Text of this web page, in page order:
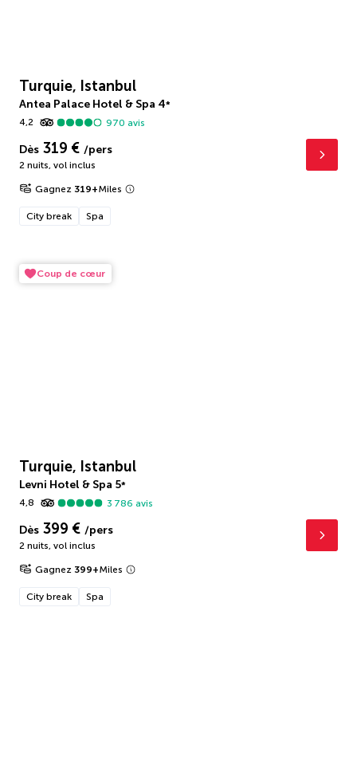
Turquie, Istanbul
Antea Palace Hotel & Spa 4*
4,2
970 avis
Dès 319 € /pers
2 nuits, vol inclus
Gagnez 319+Miles
City break Spa
Coup de cœur
Turquie, Istanbul
Levni Hotel & Spa 5*
4,8
3 786 avis
Dès 399 € /pers
2 nuits, vol inclus
Gagnez 399+Miles
City break Spa